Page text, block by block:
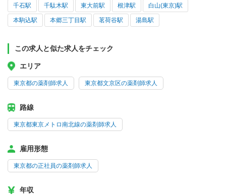
千石駅 千駄木駅 東大前駅 根津駅 白山(東京)駅
本駒込駅 本郷三丁目駅 茗荷谷駅 湯島駅
この求人と似た求人をチェック
エリア
東京都の薬剤師求人 東京都文京区の薬剤師求人
路線
東京都東京メトロ南北線の薬剤師求人
雇用形態
東京都の正社員の薬剤師求人
年収